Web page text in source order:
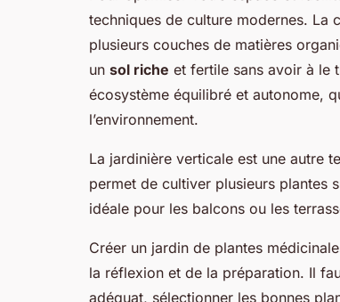
techniques de culture modernes. La
plusieurs couches de matières
un sol riche et fertile sans avoir à le
écosystème équilibré et autonome,
l’environnement.
La jardinière verticale est une autre
permet de cultiver plusieurs plantes
idéale pour les balcons ou les
Créer un jardin de plantes
la réflexion et de la préparation. Il
adéquat, sélectionner les bonnes